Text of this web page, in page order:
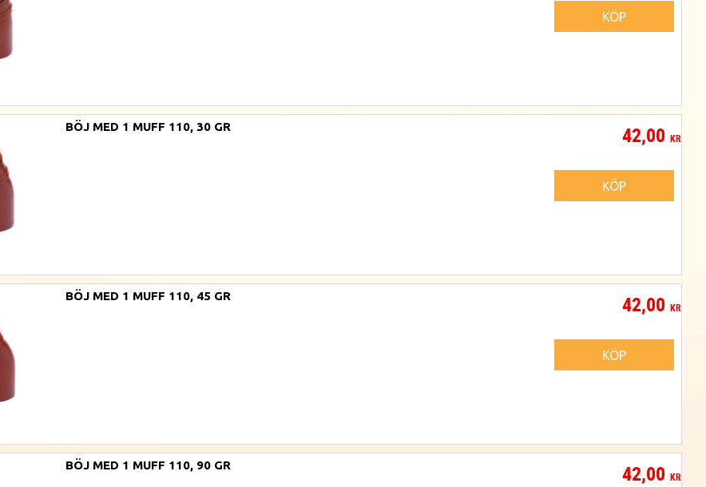
KÖP
BÖJ MED 1 MUFF 110, 30 GR 42,00 KR
KÖP
BÖJ MED 1 MUFF 110, 45 GR 42,00 KR
KÖP
BÖJ MED 1 MUFF 110, 90 GR 42,00 KR